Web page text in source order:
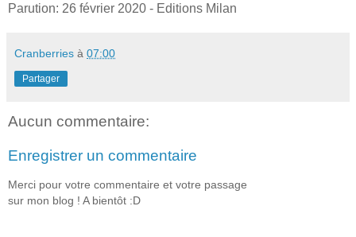
Parution: 26 février 2020 - Editions Milan
Cranberries à 07:00
Partager
Aucun commentaire:
Enregistrer un commentaire
Merci pour votre commentaire et votre passage
sur mon blog ! A bientôt :D